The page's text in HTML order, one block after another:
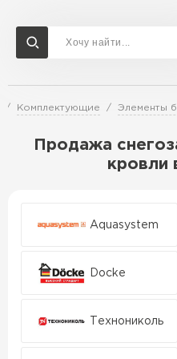
Комплектующие Элементы
Продажа
кровли
Aquasystem
Docke
Технониколь
Сервисы расчета
Расчет штакетника для
Расчет водостока
Расчет кровли из